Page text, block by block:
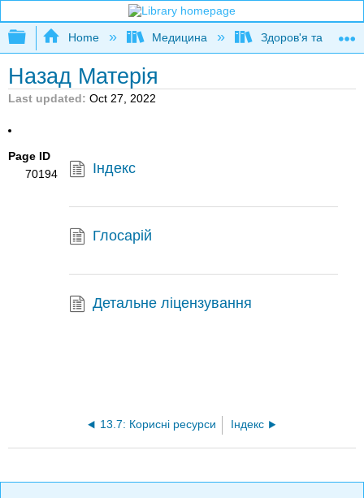
Expand/collapse global hierarchy
Home Медицина Здоров'я та фітнес
Назад Матерія
Last updated Oct 27, 2022
Page ID
70194
Індекс
Глосарій
Детальне ліцензування
13.7: Корисні ресурси Індекс